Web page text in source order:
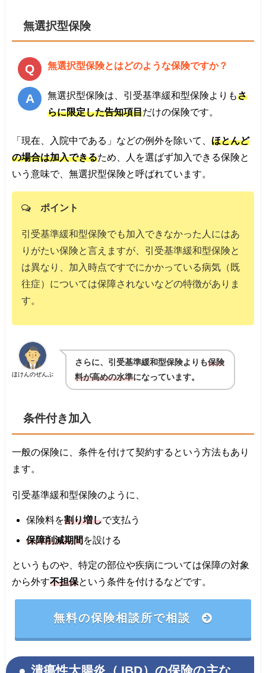
無選択型保険
無選択型保険とはどのような保険ですか？
無選択型保険は、引受基準緩和型保険よりもさ
らに限定した告知項目だけの保険です。
「現在、入院中である」などの例外を除いて、 ほとんど
の場合は加入できるため、人を選ばず加入できる保険と
いう意味で、無選択型保険と呼ばれています。
ポイント
引受基準緩和型保険でも加入できなかった人にはあ
りがたい保険と言えますが、引受基準緩和型保険と
は異なり、加入時点ですでにかかっている病気（既
往症）については保障されないなどの特徴がありま
す。
ほけんのぜんぶ
さらに、引受基準緩和型保険よりも保険
料が高めの水準になっています。
条件付き加入
一般の保険に、条件を付けて契約するという方法もあり
ます。
引受基準緩和型保険のように、
保険料を割り増しで支払う
保障削減期間を設ける
というものや、特定の部位や疾病については保障の対象
から外す不担保という条件を付けるなどです。
無料の保険相談所で相談
潰瘍性大腸炎（ IBD）の保険の主な